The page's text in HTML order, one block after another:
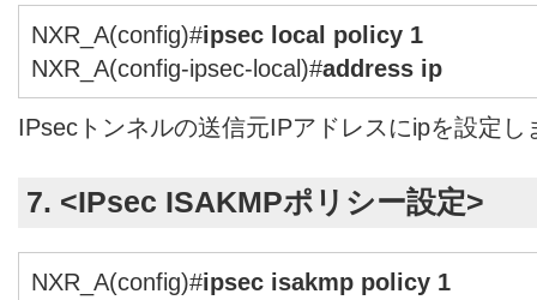
NXR_A(config)#ipsec local policy 1
NXR_A(config-ipsec-local)#address ip
IPsecトンネルの送信元IPアドレスにipを設定し
7. <IPsec ISAKMPポリシー設定>
NXR_A(config)#ipsec isakmp policy 1